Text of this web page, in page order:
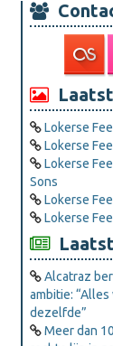
Lokerse
Lokerse
Lokerse
Sons
Lokerse
Lokerse
Alcatraz
ambitie:
dezelfde”
Meer dan